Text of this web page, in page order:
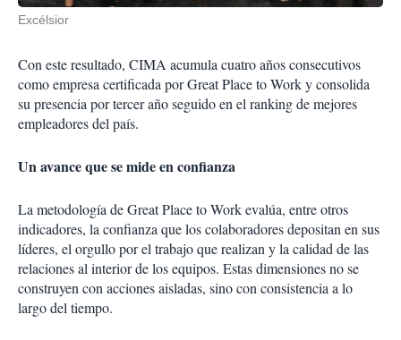
Excélsior
Con este resultado, CIMA acumula cuatro años consecutivos
como empresa certificada por Great Place to Work y consolida
su presencia por tercer año seguido en el ranking de mejores
empleadores del país.
Un avance que se mide en confianza
La metodología de Great Place to Work evalúa, entre otros
indicadores, la confianza que los colaboradores depositan en sus
líderes, el orgullo por el trabajo que realizan y la calidad de las
relaciones al interior de los equipos. Estas dimensiones no se
construyen con acciones aisladas, sino con consistencia a lo
largo del tiempo.